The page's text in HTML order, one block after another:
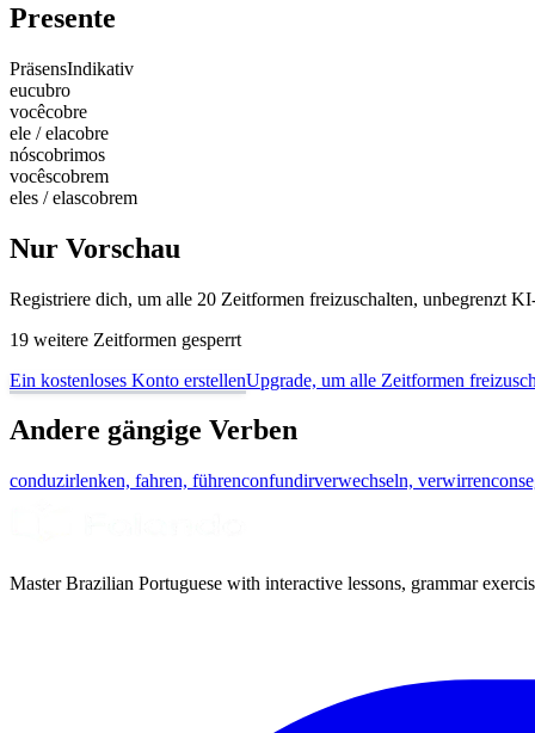
Presente
PräsensIndikativ
eucubro
vocêcobre
ele / elacobre
nóscobrimos
vocêscobrem
eles / elascobrem
Nur Vorschau
Registriere dich, um alle 20 Zeitformen freizuschalten, unbegrenzt
19 weitere Zeitformen gesperrt
Ein kostenloses Konto erstellenUpgrade, um alle Zeitformen
Andere gängige Verben
conduzirlenken, fahren, führenconfundirverwechseln, verwirren
Master Brazilian Portuguese with interactive lessons, grammar